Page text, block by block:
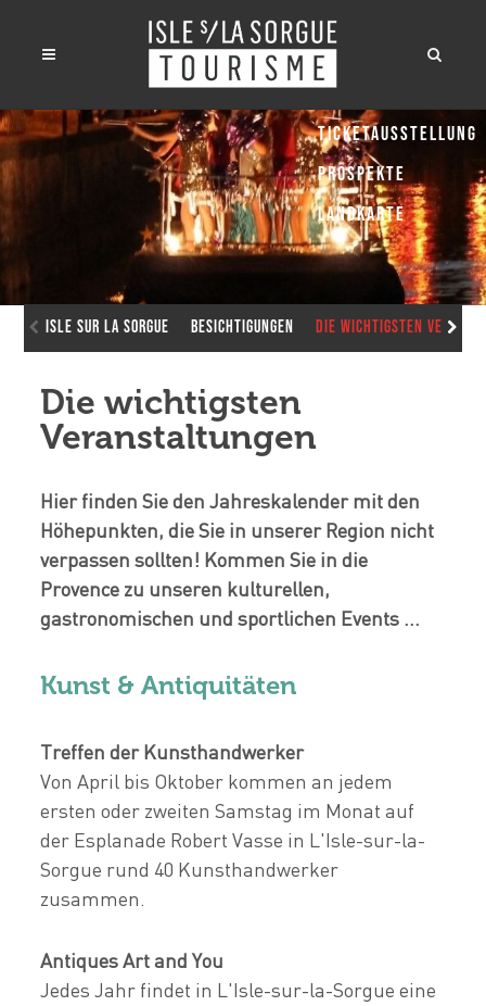
Isle sur la Sorgue Besichtigungen Die wichtigsten
Die wichtigsten
Veranstaltungen
Hier finden Sie den Jahreskalender mit den
Höhepunkten, die Sie in unserer Region nicht
verpassen sollten! Kommen Sie in die
Provence zu unseren kulturellen,
gastronomischen und sportlichen Events ...
Kunst & Antiquitäten
Treffen der Kunsthandwerker
Von April bis Oktober kommen an jedem
ersten oder zweiten Samstag im Monat auf
der Esplanade Robert Vasse in L'Isle-sur-la-
Sorgue rund 40 Kunsthandwerker
zusammen.
Antiques Art and You
Jedes Jahr findet in L'Isle-sur-la-Sorgue eine
Ticketausstellung
Prospekte
Landkarte